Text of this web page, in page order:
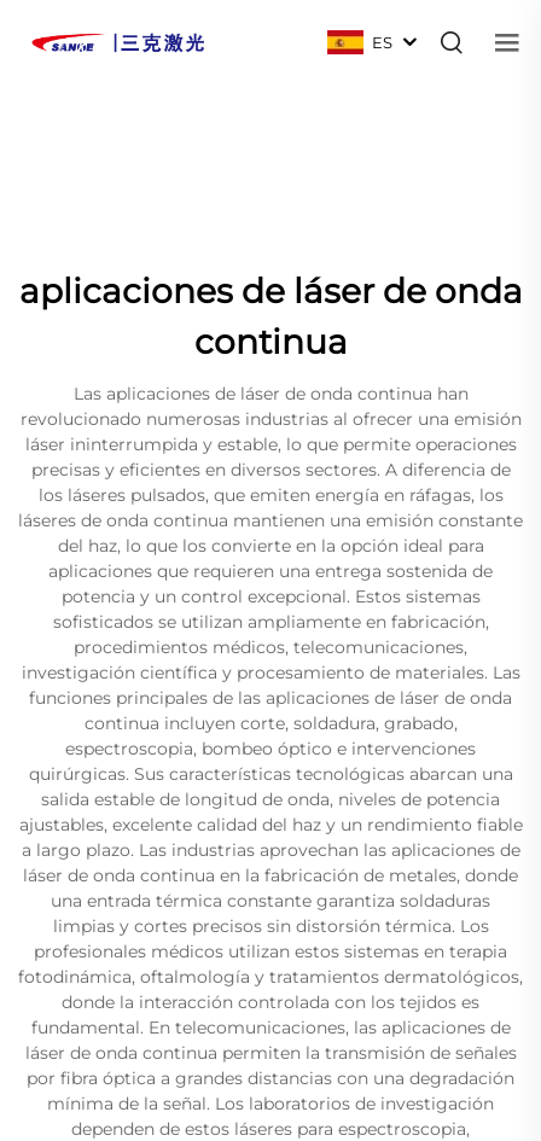
ES
aplicaciones de láser de onda
continua
Las aplicaciones de láser de onda continua han
revolucionado numerosas industrias al ofrecer una emisión
láser ininterrumpida y estable, lo que permite operaciones
precisas y eficientes en diversos sectores. A diferencia de
los láseres pulsados, que emiten energía en ráfagas, los
láseres de onda continua mantienen una emisión constante
del haz, lo que los convierte en la opción ideal para
aplicaciones que requieren una entrega sostenida de
potencia y un control excepcional. Estos sistemas
sofisticados se utilizan ampliamente en fabricación,
procedimientos médicos, telecomunicaciones,
investigación científica y procesamiento de materiales. Las
funciones principales de las aplicaciones de láser de onda
continua incluyen corte, soldadura, grabado,
espectroscopia, bombeo óptico e intervenciones
quirúrgicas. Sus características tecnológicas abarcan una
salida estable de longitud de onda, niveles de potencia
ajustables, excelente calidad del haz y un rendimiento fiable
a largo plazo. Las industrias aprovechan las aplicaciones de
láser de onda continua en la fabricación de metales, donde
una entrada térmica constante garantiza soldaduras
limpias y cortes precisos sin distorsión térmica. Los
profesionales médicos utilizan estos sistemas en terapia
fotodinámica, oftalmología y tratamientos dermatológicos,
donde la interacción controlada con los tejidos es
fundamental. En telecomunicaciones, las aplicaciones de
láser de onda continua permiten la transmisión de señales
por fibra óptica a grandes distancias con una degradación
mínima de la señal. Los laboratorios de investigación
dependen de estos láseres para espectroscopia,